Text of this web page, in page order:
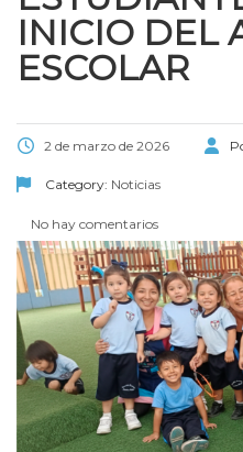
INICIO DEL
ESCOLAR
2 de marzo de 2026
Category: Noticias
No hay comentarios